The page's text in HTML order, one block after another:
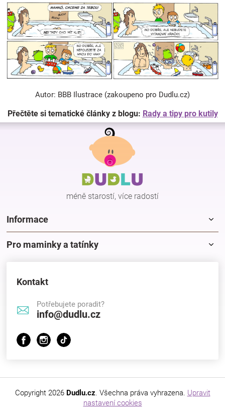
Autor: BBB Ilustrace (zakoupeno pro Dudlu.cz)
Přečtěte si tematické články z blogu: Rady a tipy pro kutily
Z
méně starostí, více radostí
Informace
Pro maminky a tatínky
Kontakt
Potřebujete poradit?
info@dudlu.cz
Copyright 2026 Dudlu.cz. Všechna práva vyhrazena. Upravit
nastavení cookies